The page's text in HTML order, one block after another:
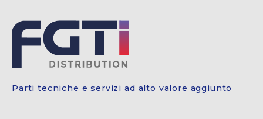
Parti tecniche e servizi ad alto valore aggiunto